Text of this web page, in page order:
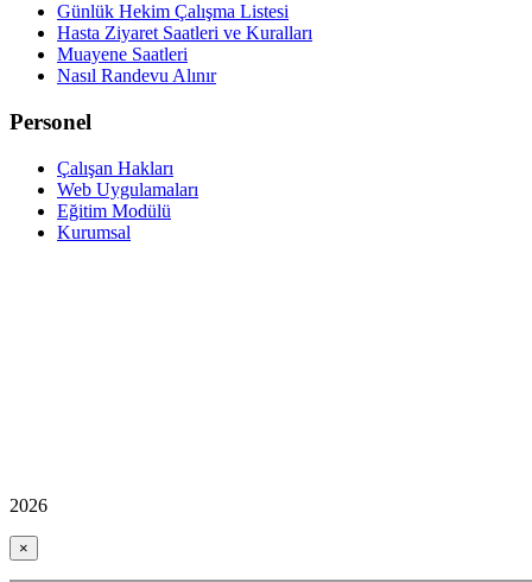
Günlük Hekim Çalışma Listesi
Hasta Ziyaret Saatleri ve Kuralları
Muayene Saatleri
Nasıl Randevu Alınır
Personel
Çalışan Hakları
Web Uygulamaları
Eğitim Modülü
Kurumsal
2026
×